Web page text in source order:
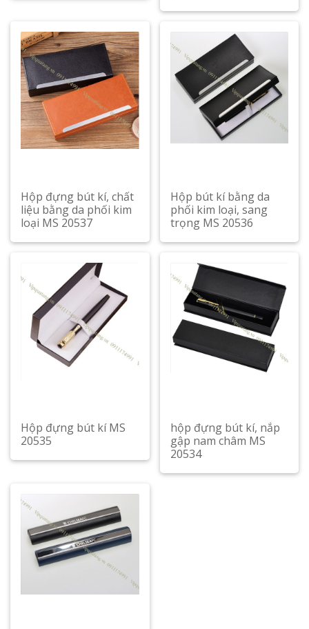
Hộp đựng bút kí, chất
liệu bằng da phối kim
loại MS 20537
Hộp bút kí bằng da
phối kim loại, sang
trọng MS 20536
Hộp đựng bút kí MS
20535
hộp đựng bút kí, nắp
gập nam châm MS
20534